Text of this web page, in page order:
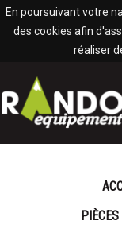
En poursuivant votre
des cookies afin
réaliser
Panneau de gestion